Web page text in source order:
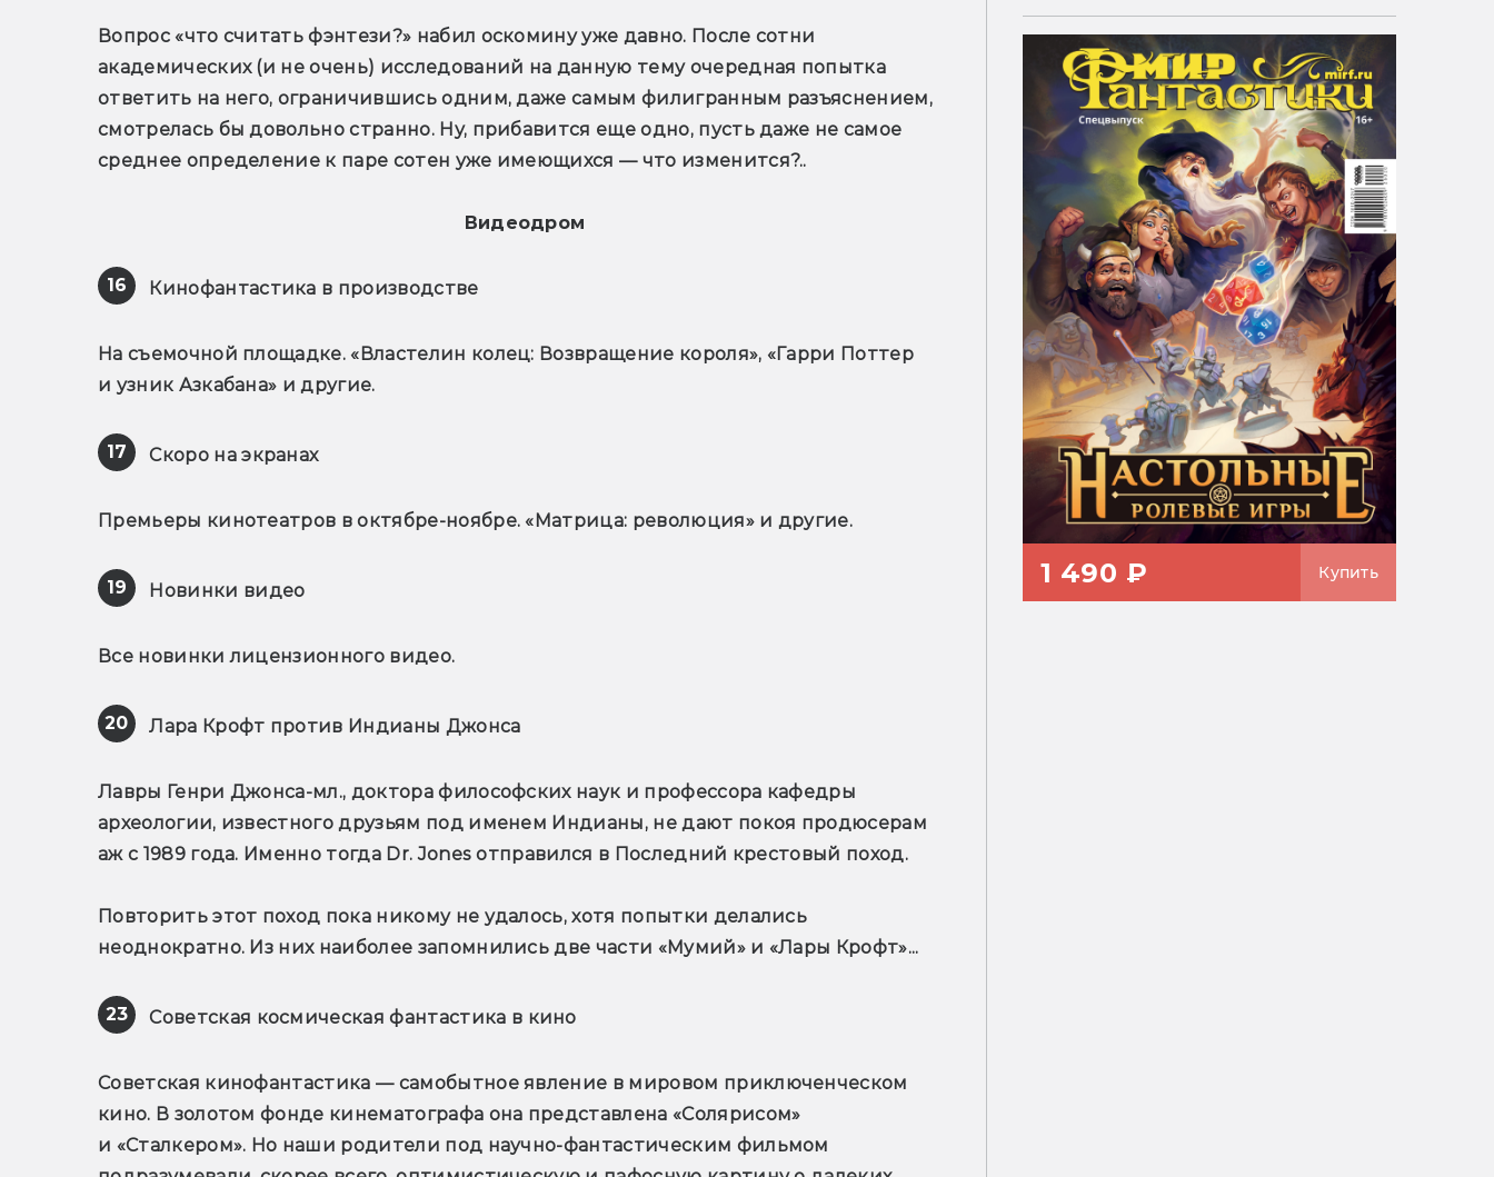
Вопрос «что считать фэнтези?» набил оскомину уже давно. После сотни
академических (и не очень) исследований на данную тему очередная попытка
ответить на него, ограничившись одним, даже самым филигранным разъяснением,
смотрелась бы довольно странно. Ну, прибавится еще одно, пусть даже не самое
среднее определение к паре сотен уже имеющихся — что изменится?..
Видеодром
16 Кинофантастика в производстве
На съемочной площадке. «Властелин колец: Возвращение короля», «Гарри Поттер
и узник Азкабана» и другие.
17 Скоро на экранах
Премьеры кинотеатров в октябре-ноябре. «Матрица: революция» и другие.
19 Новинки видео
Все новинки лицензионного видео.
20 Лара Крофт против Индианы Джонса
Лавры Генри Джонса-мл., доктора философских наук и профессора кафедры
археологии, известного друзьям под именем Индианы, не дают покоя продюсерам
аж с 1989 года. Именно тогда Dr. Jones отправился в Последний крестовый поход.
Повторить этот поход пока никому не удалось, хотя попытки делались
неоднократно. Из них наиболее запомнились две части «Мумий» и «Лары Крофт»...
23 Советская космическая фантастика в кино
Советская кинофантастика — самобытное явление в мировом приключенческом
кино. В золотом фонде кинематографа она представлена «Солярисом»
и «Сталкером». Но наши родители под научно-фантастическим фильмом
1 490 ₽ Купить